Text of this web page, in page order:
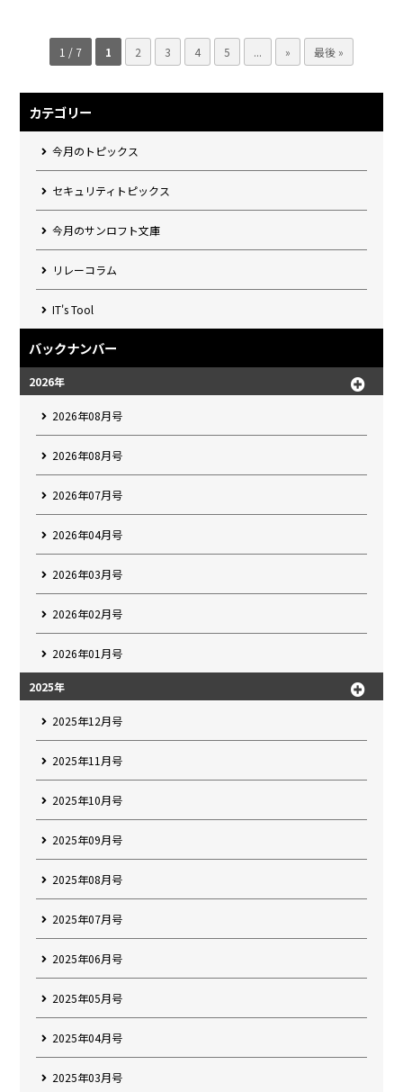
1 / 7 1 2 3 4 5 ... » 最後 »
カテゴリー
今月のトピックス
セキュリティトピックス
今月のサンロフト文庫
リレーコラム
IT's Tool
バックナンバー
2026年
2026年08月号
2026年08月号
2026年07月号
2026年04月号
2026年03月号
2026年02月号
2026年01月号
2025年
2025年12月号
2025年11月号
2025年10月号
2025年09月号
2025年08月号
2025年07月号
2025年06月号
2025年05月号
2025年04月号
2025年03月号